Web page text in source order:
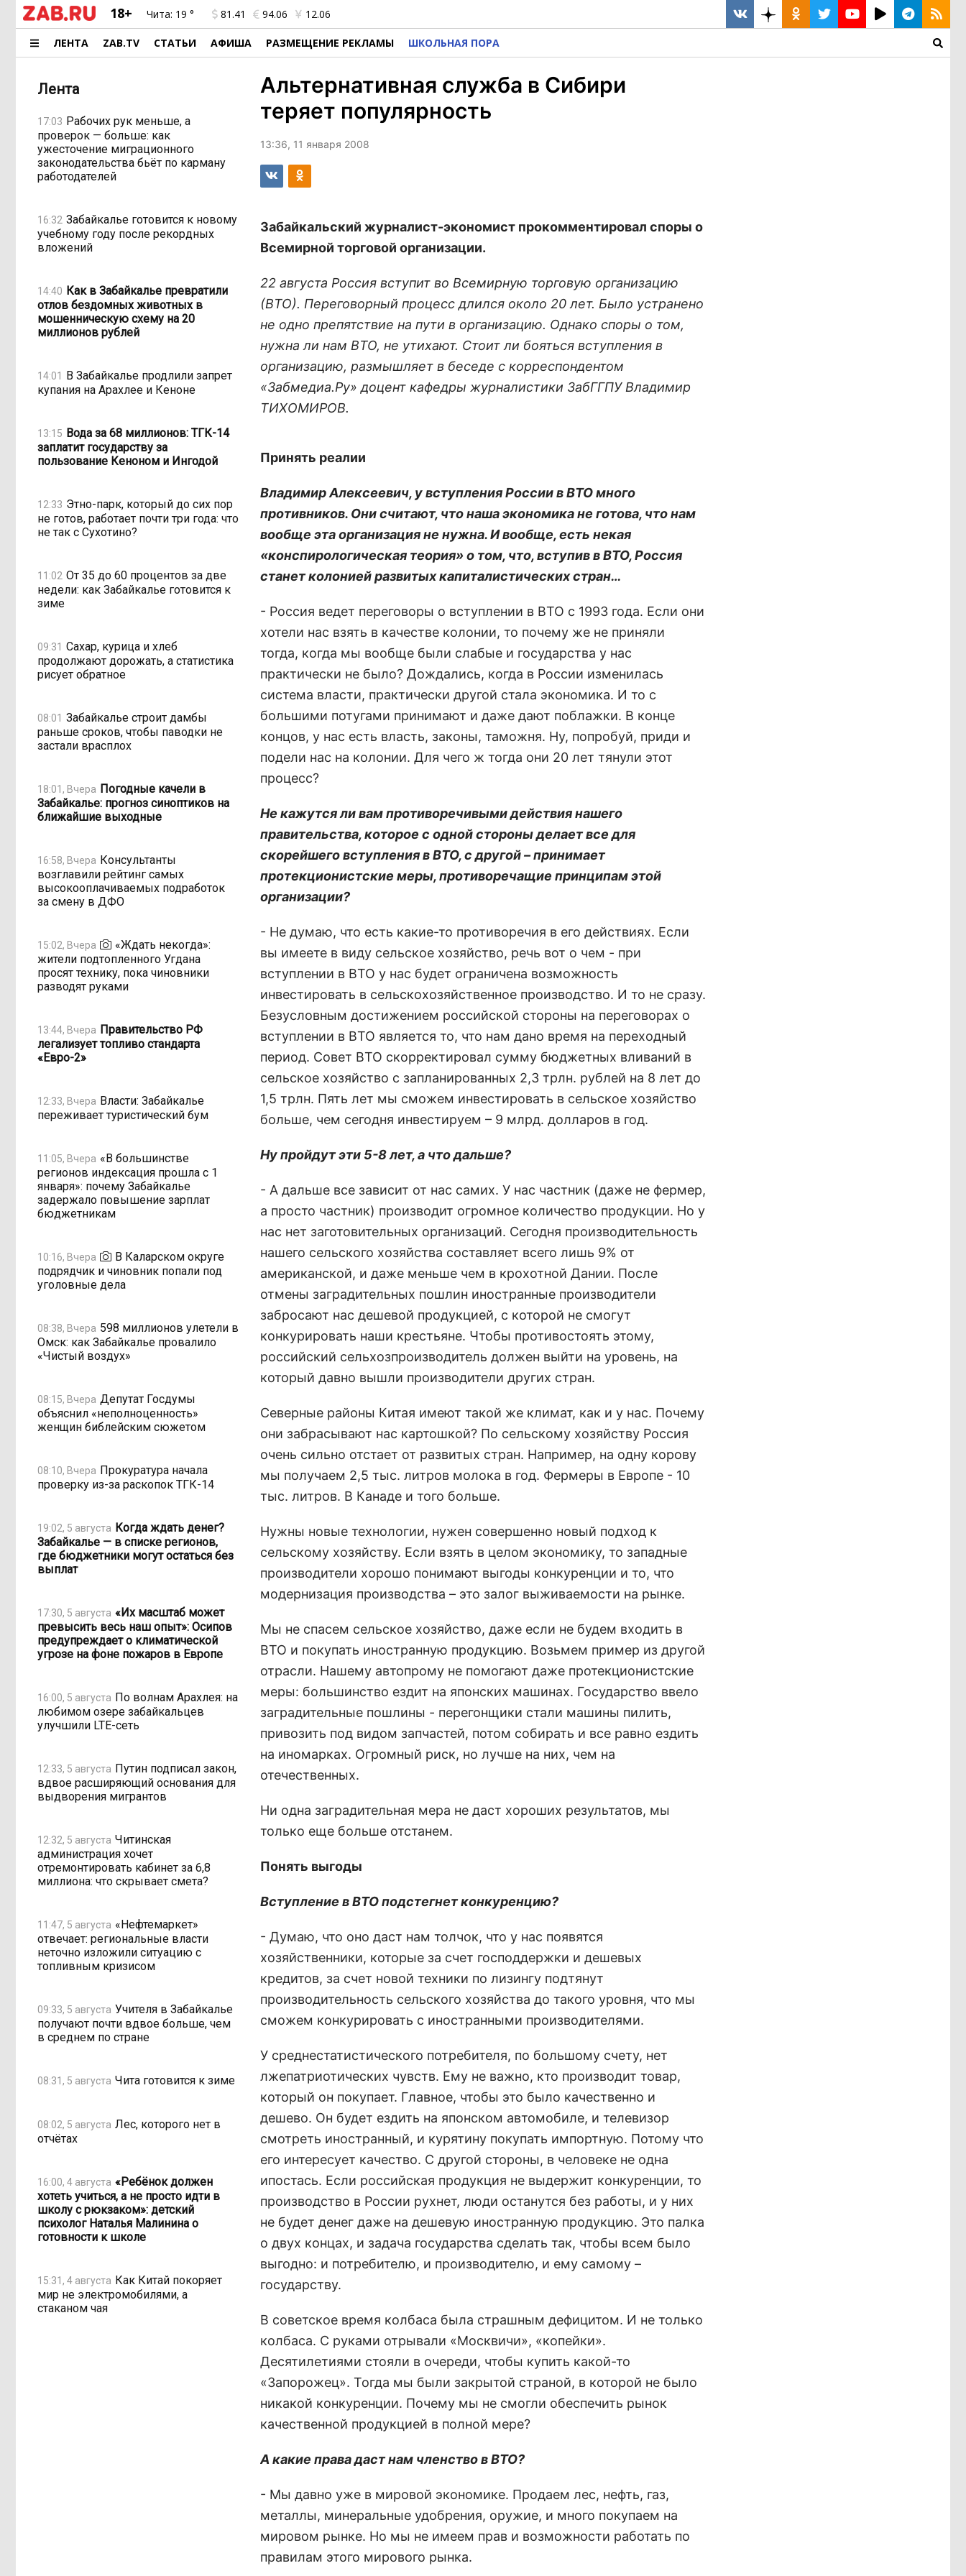
18+ Чита: 19 ° 81.41 94.06 12.06
ЛЕНТА ZAB.TV СТАТЬИ АФИША РАЗМЕЩЕНИЕ РЕКЛАМЫ ШКОЛЬНАЯ ПОРА
Лента
17:03 Рабочих рук меньше, а
проверок — больше: как
ужесточение миграционного
законодательства бьёт по карману
работодателей
16:32 Забайкалье готовится к новому
учебному году после рекордных
вложений
14:40 Как в Забайкалье превратили
отлов бездомных животных в
мошенническую схему на 20
миллионов рублей
14:01 В Забайкалье продлили запрет
купания на Арахлее и Кеноне
13:15 Вода за 68 миллионов: ТГК-14
заплатит государству за
пользование Кеноном и Ингодой
12:33 Этно-парк, который до сих пор
не готов, работает почти три года: что
не так с Сухотино?
11:02 От 35 до 60 процентов за две
недели: как Забайкалье готовится к
зиме
09:31 Сахар, курица и хлеб
продолжают дорожать, а статистика
рисует обратное
08:01 Забайкалье строит дамбы
раньше сроков, чтобы паводки не
застали врасплох
18:01, Вчера Погодные качели в
Забайкалье: прогноз синоптиков на
ближайшие выходные
16:58, Вчера Консультанты
возглавили рейтинг самых
высокооплачиваемых подработок
за смену в ДФО
15:02, Вчера
«Ждать некогда»:
жители подтопленного Угдана
просят технику, пока чиновники
разводят руками
13:44, Вчера Правительство РФ
легализует топливо стандарта
«Евро-2»
12:33, Вчера Власти: Забайкалье
переживает туристический бум
11:05, Вчера «В большинстве
регионов индексация прошла с 1
января»: почему Забайкалье
задержало повышение зарплат
бюджетникам
10:16, Вчера
В Каларском округе
подрядчик и чиновник попали под
уголовные дела
08:38, Вчера 598 миллионов улетели в
Омск: как Забайкалье провалило
«Чистый воздух»
08:15, Вчера Депутат Госдумы
объяснил «неполноценность»
женщин библейским сюжетом
08:10, Вчера Прокуратура начала
проверку из-за раскопок ТГК-14
19:02, 5 августа Когда ждать денег?
Забайкалье — в списке регионов,
где бюджетники могут остаться без
выплат
17:30, 5 августа «Их масштаб может
превысить весь наш опыт»: Осипов
предупреждает о климатической
угрозе на фоне пожаров в Европе
16:00, 5 августа По волнам Арахлея: на
любимом озере забайкальцев
улучшили LTE-сеть
12:33, 5 августа Путин подписал закон,
вдвое расширяющий основания для
выдворения мигрантов
12:32, 5 августа Читинская
администрация хочет
отремонтировать кабинет за 6,8
миллиона: что скрывает смета?
11:47, 5 августа «Нефтемаркет»
отвечает: региональные власти
неточно изложили ситуацию с
топливным кризисом
09:33, 5 августа Учителя в Забайкалье
получают почти вдвое больше, чем
в среднем по стране
08:31, 5 августа Чита готовится к зиме
08:02, 5 августа Лес, которого нет в
отчётах
16:00, 4 августа «Ребёнок должен
хотеть учиться, а не просто идти в
школу с рюкзаком»: детский
психолог Наталья Малинина о
готовности к школе
15:31, 4 августа Как Китай покоряет
мир не электромобилями, а
стаканом чая
Альтернативная служба в Сибири
теряет популярность
13:36, 11 января 2008
Забайкальский журналист-экономист прокомментировал споры о
Всемирной торговой организации.
22 августа Россия вступит во Всемирную торговую организацию
(ВТО). Переговорный процесс длился около 20 лет. Было устранено
не одно препятствие на пути в организацию. Однако споры о том,
нужна ли нам ВТО, не утихают. Стоит ли бояться вступления в
организацию, размышляет в беседе с корреспондентом
«Забмедиа.Ру» доцент кафедры журналистики ЗабГГПУ Владимир
ТИХОМИРОВ.
Принять реалии
Владимир Алексеевич, у вступления России в ВТО много
противников. Они считают, что наша экономика не готова, что нам
вообще эта организация не нужна. И вообще, есть некая
«конспирологическая теория» о том, что, вступив в ВТО, Россия
станет колонией развитых капиталистических стран…
- Россия ведет переговоры о вступлении в ВТО с 1993 года. Если они
хотели нас взять в качестве колонии, то почему же не приняли
тогда, когда мы вообще были слабые и государства у нас
практически не было? Дождались, когда в России изменилась
система власти, практически другой стала экономика. И то с
большими потугами принимают и даже дают поблажки. В конце
концов, у нас есть власть, законы, таможня. Ну, попробуй, приди и
подели нас на колонии. Для чего ж тогда они 20 лет тянули этот
процесс?
Не кажутся ли вам противоречивыми действия нашего
правительства, которое с одной стороны делает все для
скорейшего вступления в ВТО, с другой – принимает
протекционистские меры, противоречащие принципам этой
организации?
- Не думаю, что есть какие-то противоречия в его действиях. Если
вы имеете в виду сельское хозяйство, речь вот о чем - при
вступлении в ВТО у нас будет ограничена возможность
инвестировать в сельскохозяйственное производство. И то не сразу.
Безусловным достижением российской стороны на переговорах о
вступлении в ВТО является то, что нам дано время на переходный
период. Совет ВТО скорректировал сумму бюджетных вливаний в
сельское хозяйство с запланированных 2,3 трлн. рублей на 8 лет до
1,5 трлн. Пять лет мы сможем инвестировать в сельское хозяйство
больше, чем сегодня инвестируем – 9 млрд. долларов в год.
Ну пройдут эти 5-8 лет, а что дальше?
- А дальше все зависит от нас самих. У нас частник (даже не фермер,
а просто частник) производит огромное количество продукции. Но у
нас нет заготовительных организаций. Сегодня производительность
нашего сельского хозяйства составляет всего лишь 9% от
американской, и даже меньше чем в крохотной Дании. После
отмены заградительных пошлин иностранные производители
забросают нас дешевой продукцией, с которой не смогут
конкурировать наши крестьяне. Чтобы противостоять этому,
российский сельхозпроизводитель должен выйти на уровень, на
который давно вышли производители других стран.
Северные районы Китая имеют такой же климат, как и у нас. Почему
они забрасывают нас картошкой? По сельскому хозяйству Россия
очень сильно отстает от развитых стран. Например, на одну корову
мы получаем 2,5 тыс. литров молока в год. Фермеры в Европе - 10
тыс. литров. В Канаде и того больше.
Нужны новые технологии, нужен совершенно новый подход к
сельскому хозяйству. Если взять в целом экономику, то западные
производители хорошо понимают выгоды конкуренции и то, что
модернизация производства – это залог выживаемости на рынке.
Мы не спасем сельское хозяйство, даже если не будем входить в
ВТО и покупать иностранную продукцию. Возьмем пример из другой
отрасли. Нашему автопрому не помогают даже протекционистские
меры: большинство ездит на японских машинах. Государство ввело
заградительные пошлины - перегонщики стали машины пилить,
привозить под видом запчастей, потом собирать и все равно ездить
на иномарках. Огромный риск, но лучше на них, чем на
отечественных.
Ни одна заградительная мера не даст хороших результатов, мы
только еще больше отстанем.
Понять выгоды
Вступление в ВТО подстегнет конкуренцию?
- Думаю, что оно даст нам толчок, что у нас появятся
хозяйственники, которые за счет господдержки и дешевых
кредитов, за счет новой техники по лизингу подтянут
производительность сельского хозяйства до такого уровня, что мы
сможем конкурировать с иностранными производителями.
У среднестатистического потребителя, по большому счету, нет
лжепатриотических чувств. Ему не важно, кто производит товар,
который он покупает. Главное, чтобы это было качественно и
дешево. Он будет ездить на японском автомобиле, и телевизор
смотреть иностранный, и курятину покупать импортную. Потому что
его интересует качество. С другой стороны, в человеке не одна
ипостась. Если российская продукция не выдержит конкуренции, то
производство в России рухнет, люди останутся без работы, и у них
не будет денег даже на дешевую иностранную продукцию. Это палка
о двух концах, и задача государства сделать так, чтобы всем было
выгодно: и потребителю, и производителю, и ему самому –
государству.
В советское время колбаса была страшным дефицитом. И не только
колбаса. С руками отрывали «Москвичи», «копейки».
Десятилетиями стояли в очереди, чтобы купить какой-то
«Запорожец». Тогда мы были закрытой страной, в которой не было
никакой конкуренции. Почему мы не смогли обеспечить рынок
качественной продукцией в полной мере?
А какие права даст нам членство в ВТО?
- Мы давно уже в мировой экономике. Продаем лес, нефть, газ,
металлы, минеральные удобрения, оружие, и много покупаем на
мировом рынке. Но мы не имеем прав и возможности работать по
правилам этого мирового рынка.